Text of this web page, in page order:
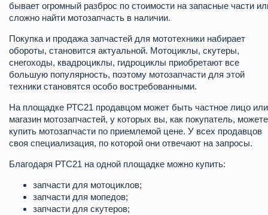
бывает огромный разброс по стоимости на запасные части
сложно найти мотозапчасть в наличии.
Покупка и продажа запчастей для мототехники набирает
обороты, становится актуальной. Мотоциклы, скутеры,
снегоходы, квадроциклы, гидроциклы приобретают все
большую популярность, поэтому мотозапчасти для этой
техники становятся особо востребованными.
На площадке РТС21 продавцом может быть частное лицо или
магазин мотозапчастей, у которых вы, как покупатель, можете
купить мотозапчасти по приемлемой цене. У всех продавцов
своя специализация, по которой они отвечают на запросы.
Благодаря РТС21 на одной площадке можно купить:
запчасти для мотоциклов;
запчасти для мопедов;
запчасти для скутеров;